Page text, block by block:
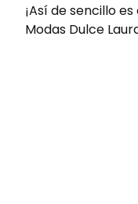
¡Así de sencillo
Modas Dulce